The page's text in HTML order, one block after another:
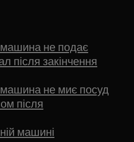
не подає
після закінчення
не миє посуд
після
машині